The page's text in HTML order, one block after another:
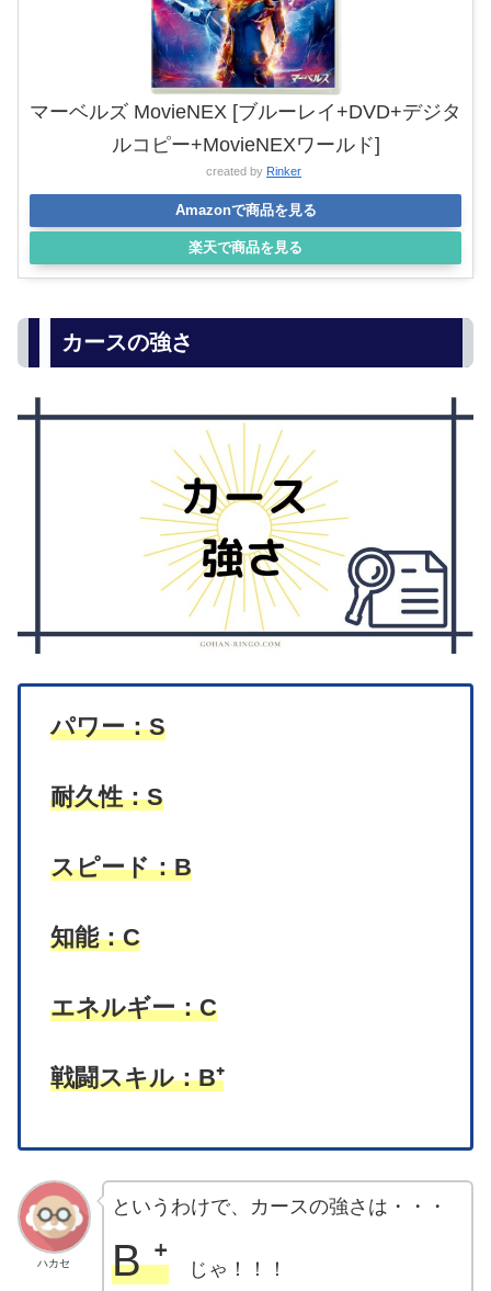
マーベルズ MovieNEX [ブルーレイ+DVD+デジタ
ルコピー+MovieNEXワールド]
created by Rinker
Amazonで商品を見る
楽天で商品を見る
カースの強さ
パワー：S
耐久性：S
スピード：B
知能：C
エネルギー：C
戦闘スキル：B⁺
ハカセ
というわけで、カースの強さは・・・
B ⁺じゃ！！！